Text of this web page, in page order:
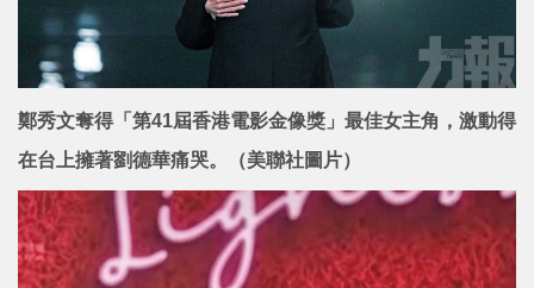
鄭秀文奪得「第41屆香港電影金像獎」最佳女主角，激動得
在台上擁著劉德華痛哭。（美聯社圖片）